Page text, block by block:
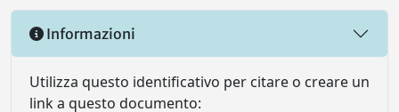
Informazioni
Utilizza questo identificativo per citare o creare un
link a questo documento: